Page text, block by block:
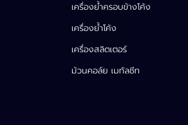
เครื่องย้ำครอบข้างโค้ง
เครื่องย้ำโค้ง
เครื่องสลิตเตอร์
ม้วนคอล์ย เมทัลชีท